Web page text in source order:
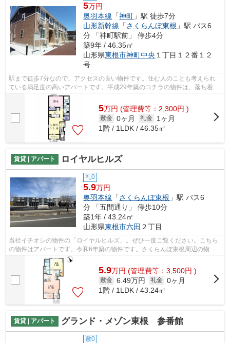
5万円
奥羽本線 「神町 」駅 徒歩7分
山形新幹線 「さくらんぼ東根 」駅 バス6
分 「神町駅前」 停歩4分
築9年 / 46.35㎡
山形県東根市神町中央 １丁目１２番１２
号
駅まで徒歩7分なので、アクセスの良い物件です。住む人のことも考えられ
ている満足度の高いアパートです。平成29年築のコチラの物件は、落ち着き
のある室内が魅力的です。東根市にある...
5万円 (管理費等：2,300円 )
敷金 0ヶ月 礼金
1ヶ月
1階 / 1LDK / 46.35㎡
賃貸 | アパート ロイヤルヒルズ
礼0
5.9万円
奥羽本線 「さくらんぼ東根 」駅 バス6
分 「五間通り」 停歩10分
築1年 / 43.24㎡
山形県東根市六田 ２丁目
当社イチオシの物件の「ロイヤルヒルズ」。ぜひ一度ご覧ください。こちら
の物件はアパートです。令和6年築の物件です。さくらんぼ東根周辺の物件
も、東根市に詳しい当社に豊富にござい...
5.9万円 (管理費等：3,500円 )
敷金 6.49万円 礼金 0ヶ月
1階 / 1LDK / 43.24㎡
賃貸 | アパート グランド・メゾン東根 参番館
敷0